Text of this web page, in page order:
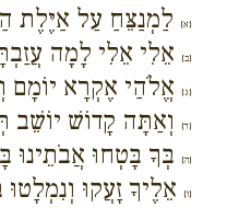
{א} לַמְנַצֵּחַ עַל אַיֶּלֶת
{ב} אֵלִי אֵלִי לָמָה
{ג} אֱלֹהַי אֶקְרָא יוֹמָם
{ד} וְאַתָּה קָדוֹשׁ יוֹשֵׁב
{ה} בְּךָ בָּטְחוּ אֲבֹתֵינוּ
{ו} אֵלֶיךָ זָעֲקוּ